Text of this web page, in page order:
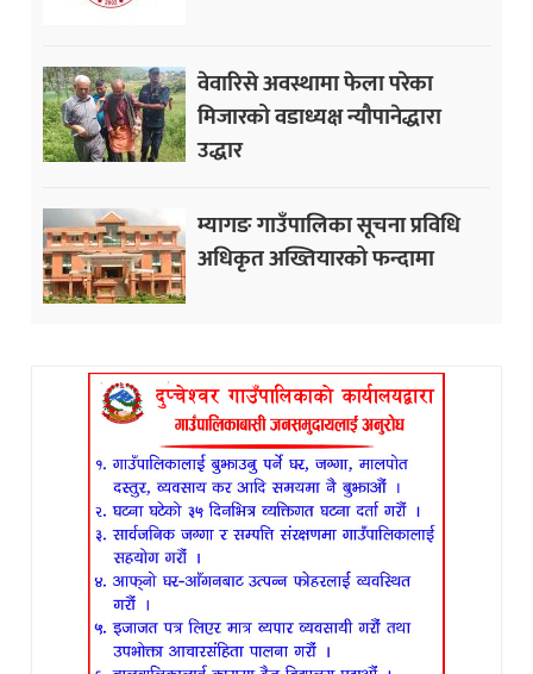
वेवारिसे अवस्थामा फेला परेका
मिजारको वडाध्यक्ष न्यौपानेद्धारा
उद्धार
म्यागङ गाउँपालिका सूचना प्रविधि
अधिकृत अख्तियारको फन्दामा